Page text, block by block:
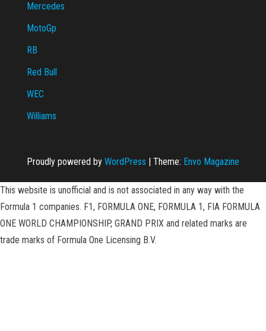
Mercedes
MotoGp
RB
Red Bull
WEC
Williams
Proudly powered by WordPress | Theme: Envo Magazine
This website is unofficial and is not associated in any way with the
Formula 1 companies. F1, FORMULA ONE, FORMULA 1, FIA FORMULA
ONE WORLD CHAMPIONSHIP, GRAND PRIX and related marks are
trade marks of Formula One Licensing B.V.